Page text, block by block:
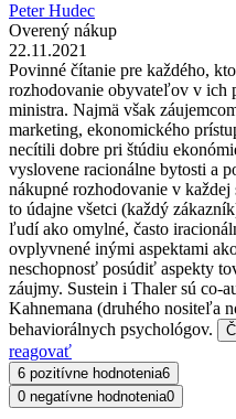
Peter Hudec
Overený nákup
22.11.2021
Povinné čítanie pre každého,
rozhodovanie obyvateľov v ich
ministra. Najmä však
marketing, ekonomického
necítili dobre pri štúdiu
vyslovene racionálne bytosti a
nákupné rozhodovanie v
to údajne všetci (každý
ľudí ako omylné, často
ovplyvnené inými aspektami
neschopnosť posúdiť aspekty
záujmy. Sustein i Thaler sú co-
Kahnemana (druhého nositeľa
behaviorálnych psychológov.
reagovať
6 pozitívne hodnotenia6
0 negatívne hodnotenia0